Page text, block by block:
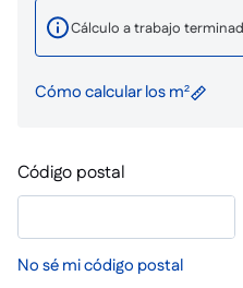
Cálculo a trabajo
Cómo calcular los m²
Código postal
No sé mi código postal